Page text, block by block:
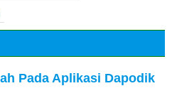
Pada Aplikasi Dapodik